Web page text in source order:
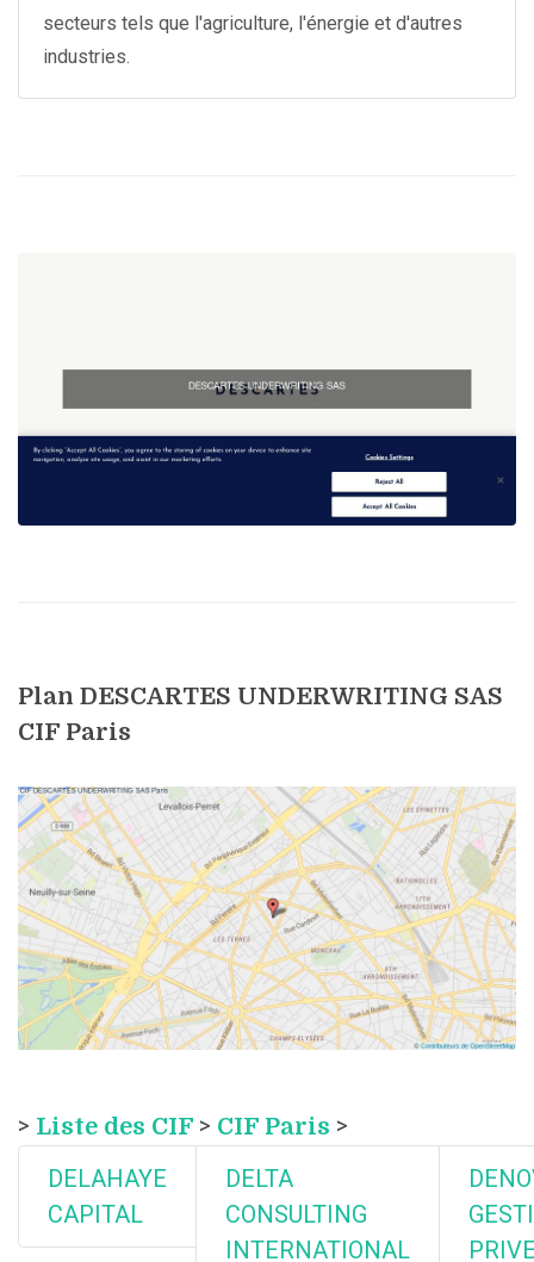
secteurs tels que l'agriculture, l'énergie et d'autres
industries.
Plan DESCARTES UNDERWRITING SAS
CIF Paris
> Liste des CIF > CIF Paris >
DELAHAYE
CAPITAL
DELTA
CONSULTING
INTERNATIONAL